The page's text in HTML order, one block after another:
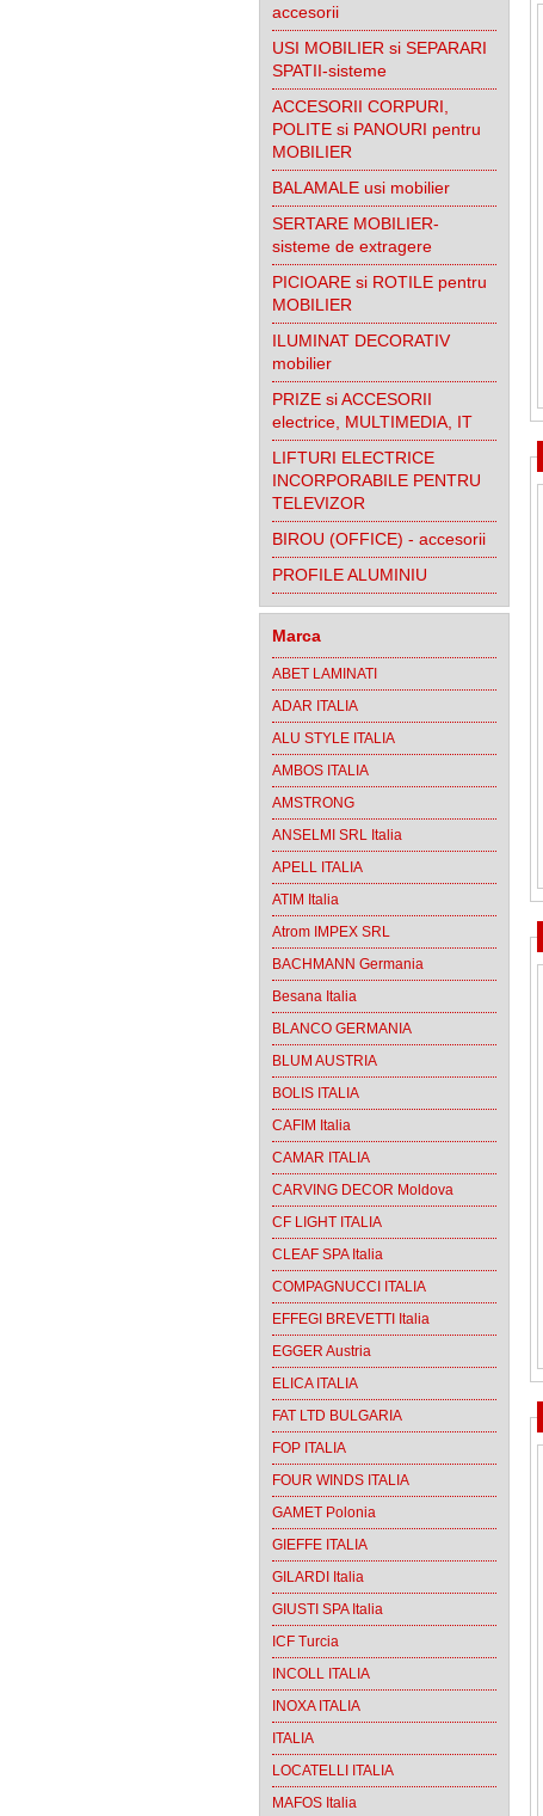
accesorii
USI MOBILIER si SEPARARI
SPATII-sisteme
ACCESORII CORPURI,
POLITE si PANOURI pentru
MOBILIER
BALAMALE usi mobilier
SERTARE MOBILIER-
sisteme de extragere
PICIOARE si ROTILE pentru
MOBILIER
ILUMINAT DECORATIV
mobilier
PRIZE si ACCESORII
electrice, MULTIMEDIA, IT
LIFTURI ELECTRICE
INCORPORABILE PENTRU
TELEVIZOR
BIROU (OFFICE) - accesorii
PROFILE ALUMINIU
Marca
ABET LAMINATI
ADAR ITALIA
ALU STYLE ITALIA
AMBOS ITALIA
AMSTRONG
ANSELMI SRL Italia
APELL ITALIA
ATIM Italia
Atrom IMPEX SRL
BACHMANN Germania
Besana Italia
BLANCO GERMANIA
BLUM AUSTRIA
BOLIS ITALIA
CAFIM Italia
CAMAR ITALIA
CARVING DECOR Moldova
CF LIGHT ITALIA
CLEAF SPA Italia
COMPAGNUCCI ITALIA
EFFEGI BREVETTI Italia
EGGER Austria
ELICA ITALIA
FAT LTD BULGARIA
FOP ITALIA
FOUR WINDS ITALIA
GAMET Polonia
GIEFFE ITALIA
GILARDI Italia
GIUSTI SPA Italia
ICF Turcia
INCOLL ITALIA
INOXA ITALIA
ITALIA
LOCATELLI ITALIA
MAFOS Italia